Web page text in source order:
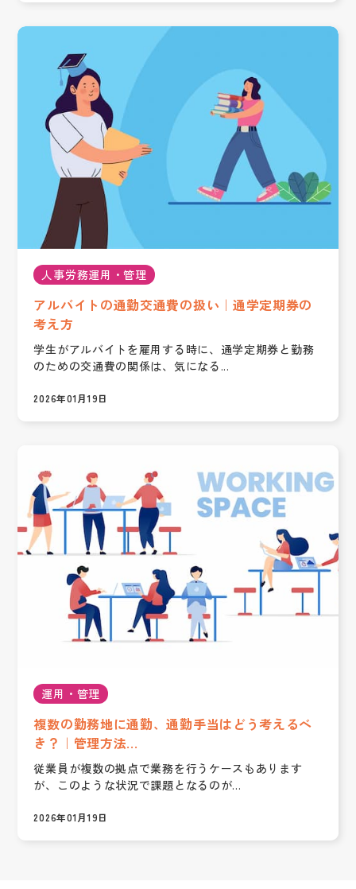
人事労務運用・管理
アルバイトの通勤交通費の扱い｜通学定期券の
考え方
学生がアルバイトを雇用する時に、通学定期券と勤務
のための交通費の関係は、気になる...
2026年01月19日
運用・管理
複数の勤務地に通勤、通勤手当はどう考えるべ
き？｜管理方法...
従業員が複数の拠点で業務を行うケースもあります
が、このような状況で課題となるのが...
2026年01月19日